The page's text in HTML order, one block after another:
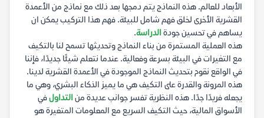
الأبعاد للعالم. هذه النماذج يتم دمجها بعد ذلك مع نماذج من الأعمدة
القشرية الأخرى لخلق فهم شامل للبيئة. فهم هذا التركيب يمكن ان
يساهم في تحسين جودةالدراسة.
هذه العملية المستمرة من بناء النماذج وتحديثها تسمح لنا بالتكيف
مع التغيرات في البيئة بسرعة وفعالية. عندما نتعلم شيئًا جديدًا، فإننا
في الواقع نقوم بتحديث النماذج الموجودة في الأعمدة القشرية لدينا.
هذه المرونة والقدرة على التكيف هي ما يميز الذكاء البشري، وهي ما
يجعله فريدًا جدًا. هذه النظرية تفسر جوانب عديدة منالتداولفي
الأسواق المالية، حيث التكيف السريع مع المعلومات المتغيرة هو